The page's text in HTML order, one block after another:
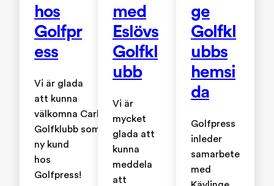
hos
Golfpr
ess
Vi är glada
att kunna
välkomna Carlskrona
Golfklubb som
ny kund
hos
Golfpress!
med
Eslövs
Golfkl
ubb
Vi är
mycket
glada att
kunna
meddela
att
ge
Golfkl
ubbs
hemsi
da
Golfpress
inleder
samarbete
med